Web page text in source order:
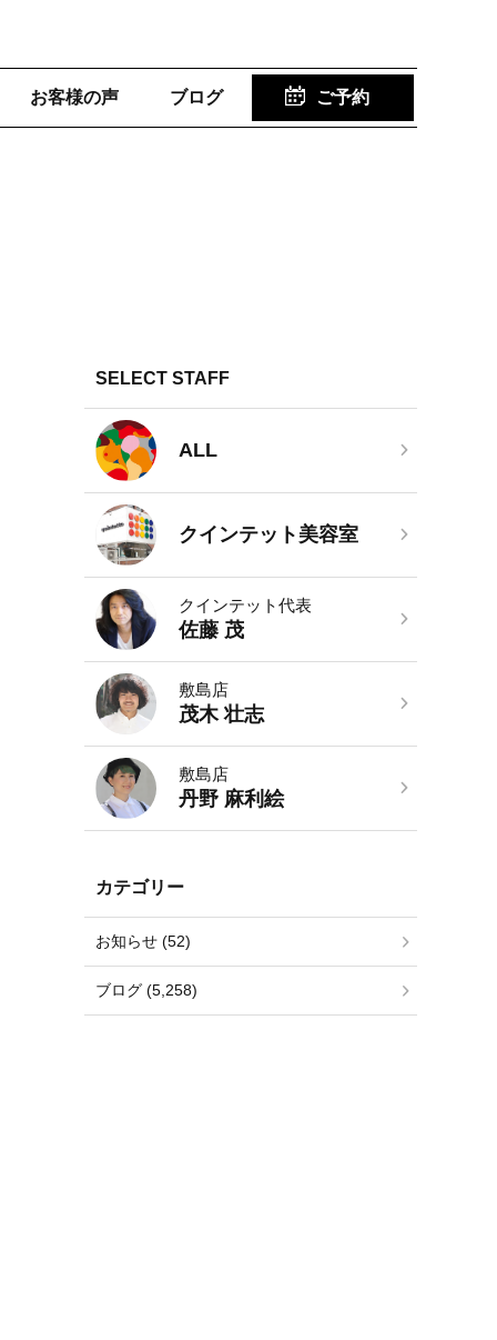
お客様の声 ブログ ご予約
SELECT STAFF
ALL
クインテット美容室
クインテット代表
佐藤 茂
敷島店
茂木 壮志
敷島店
丹野 麻利絵
カテゴリー
お知らせ (52)
ブログ (5,258)